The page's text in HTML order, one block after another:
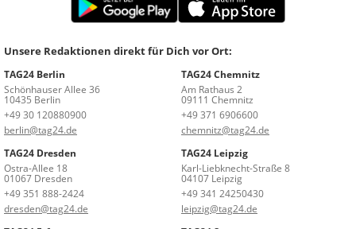
Unsere Redaktionen direkt für Dich vor Ort:
TAG24 Berlin
Schönhauser Allee 36
10435 Berlin
+49 30 120880900
berlin@tag24.de
TAG24 Chemnitz
Am Rathaus 2
09111 Chemnitz
+49 371 6906600
chemnitz@tag24.de
TAG24 Dresden
Ostra-Allee 18
01067 Dresden
+49 351 888-2424
dresden@tag24.de
TAG24 Leipzig
Karl-Liebknecht-Straße 8
04107 Leipzig
+49 341 24250430
leipzig@tag24.de